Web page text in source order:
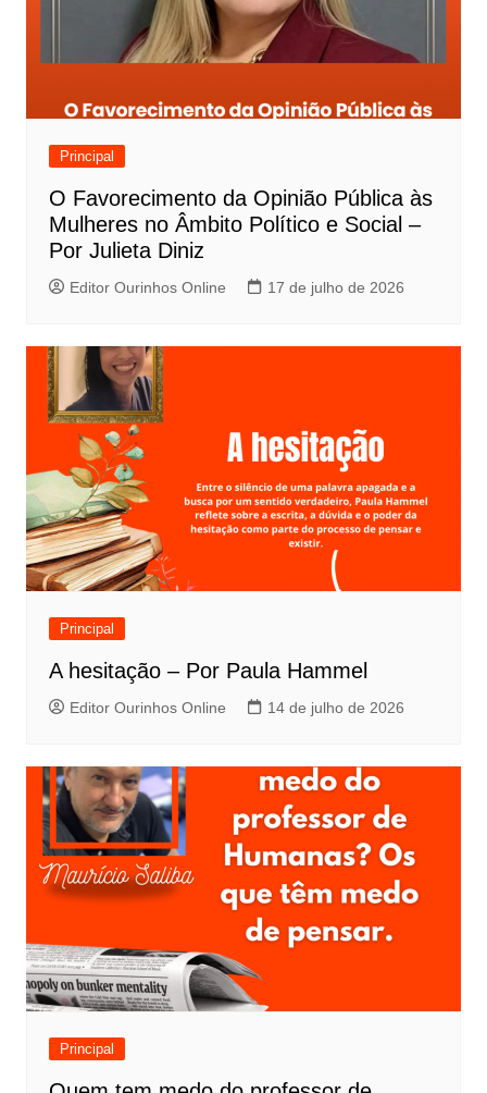
Principal
O Favorecimento da Opinião Pública às
Mulheres no Âmbito Político e Social –
Por Julieta Diniz
Editor Ourinhos Online 17 de julho de 2026
Principal
A hesitação – Por Paula Hammel
Editor Ourinhos Online 14 de julho de 2026
Principal